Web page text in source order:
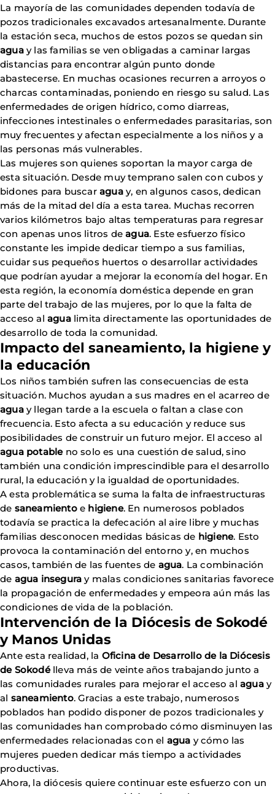
La mayoría de las comunidades dependen todavía de
pozos tradicionales excavados artesanalmente. Durante
la estación seca, muchos de estos pozos se quedan sin
aguay las familias se ven obligadas a caminar largas
distancias para encontrar algún punto donde
abastecerse. En muchas ocasiones recurren a arroyos o
charcas contaminadas, poniendo en riesgo su salud. Las
enfermedades de origen hídrico, como diarreas,
infecciones intestinales o enfermedades parasitarias, son
muy frecuentes y afectan especialmente a los niños y a
las personas más vulnerables.
Las mujeres son quienes soportan la mayor carga de
esta situación. Desde muy temprano salen con cubos y
bidones para buscar aguay, en algunos casos, dedican
más de la mitad del día a esta tarea. Muchas recorren
varios kilómetros bajo altas temperaturas para regresar
con apenas unos litros deagua. Este esfuerzo físico
constante les impide dedicar tiempo a sus familias,
cuidar sus pequeños huertos o desarrollar actividades
que podrían ayudar a mejorar la economía del hogar. En
esta región, la economía doméstica depende en gran
parte del trabajo de las mujeres, por lo que la falta de
acceso al agualimita directamente las oportunidades de
desarrollo de toda la comunidad.
Impacto del saneamiento, la higiene y
la educación
Los niños también sufren las consecuencias de esta
situación. Muchos ayudan a sus madres en el acarreo de
aguay llegan tarde a la escuela o faltan a clase con
frecuencia. Esto afecta a su educación y reduce sus
posibilidades de construir un futuro mejor. El acceso al
agua potableno solo es una cuestión de salud, sino
también una condición imprescindible para el desarrollo
rural, la educación y la igualdad de oportunidades.
A esta problemática se suma la falta de infraestructuras
de saneamientoe higiene. En numerosos poblados
todavía se practica la defecación al aire libre y muchas
familias desconocen medidas básicas de higiene. Esto
provoca la contaminación del entorno y, en muchos
casos, también de las fuentes de agua. La combinación
de agua insegura y malas condiciones sanitarias favorece
la propagación de enfermedades y empeora aún más las
condiciones de vida de la población.
Intervención de la Diócesis de Sokodé
y Manos Unidas
Ante esta realidad, la Oficina de Desarrollo de la Diócesis
de Sokodélleva más de veinte años trabajando junto a
las comunidades rurales para mejorar el acceso alaguay
al saneamiento. Gracias a este trabajo, numerosos
poblados han podido disponer de pozos tradicionales y
las comunidades han comprobado cómo disminuyen las
enfermedades relacionadas con el agua y cómo las
mujeres pueden dedicar más tiempo a actividades
productivas.
Ahora, la diócesis quiere continuar este esfuerzo con un